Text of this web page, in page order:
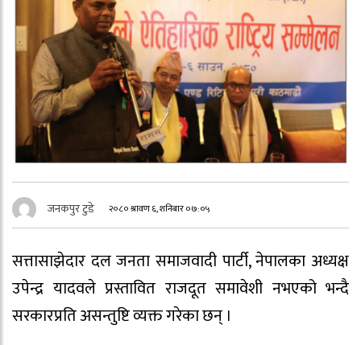
जनकपुर टुडे २०८० श्रावण ६, शनिबार ०७:०५
सत्तासाझेदार दल जनता समाजवादी पार्टी, नेपालका अध्यक्ष
उपेन्द्र यादवले प्रस्तावित राजदूत समावेशी नभएको भन्दै
सरकारप्रति असन्तुष्टि व्यक्त गरेका छन् ।